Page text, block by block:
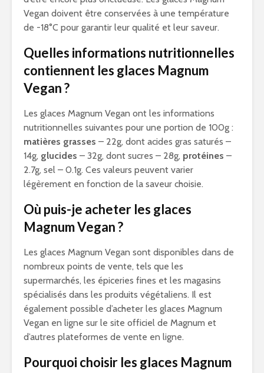
Vegan doivent être conservées à une température
de -18°C pour garantir leur qualité et leur saveur.
Quelles informations nutritionnelles
contiennent les glaces Magnum
Vegan ?
Les glaces Magnum Vegan ont les informations
nutritionnelles suivantes pour une portion de 100g :
matières grasses – 22g, dont acides gras saturés –
14g, glucides – 32g, dont sucres – 28g, protéines –
2.7g, sel – 0.1g. Ces valeurs peuvent varier
légèrement en fonction de la saveur choisie.
Où puis-je acheter les glaces
Magnum Vegan ?
Les glaces Magnum Vegan sont disponibles dans de
nombreux points de vente, tels que les
supermarchés, les épiceries fines et les magasins
spécialisés dans les produits végétaliens. Il est
également possible d’acheter les glaces Magnum
Vegan en ligne sur le site officiel de Magnum et
d’autres plateformes de vente en ligne.
Pourquoi choisir les glaces Magnum